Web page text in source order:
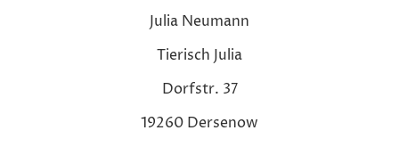
Julia Neumann
Tierisch Julia
Dorfstr. 37
19260 Dersenow